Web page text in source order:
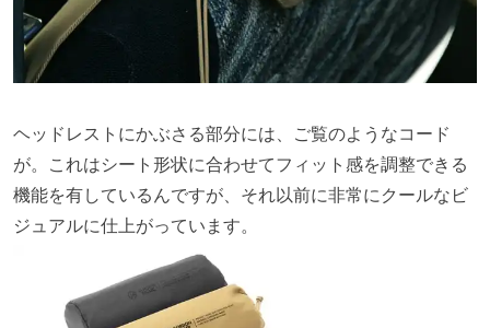
ヘッドレストにかぶさる部分には、ご覧のようなコード
が。これはシート形状に合わせてフィット感を調整できる
機能を有しているんですが、それ以前に非常にクールなビ
ジュアルに仕上がっています。